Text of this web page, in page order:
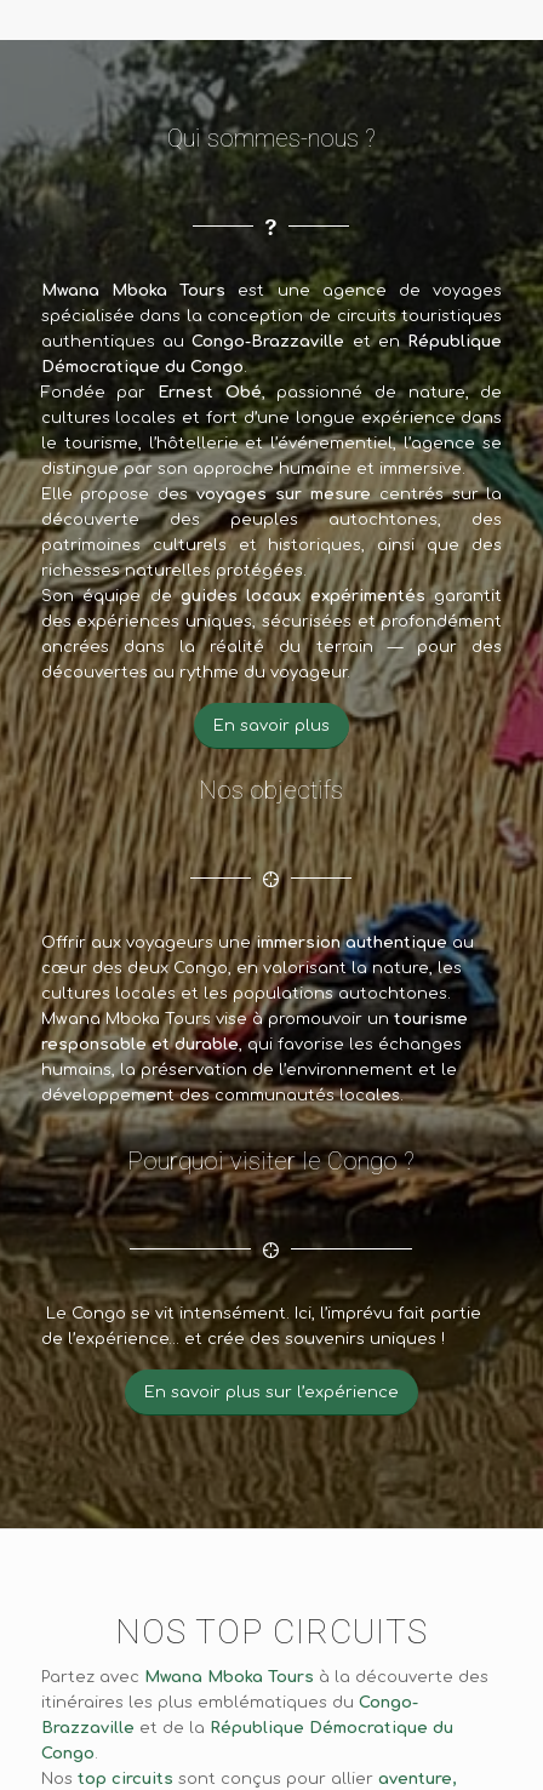
Qui sommes-nous ?
Mwana Mboka Tours est une agence de voyages
spécialisée dans la conception de circuits touristiques
authentiques auCongo-Brazzaville et en République
Démocratique du Congo.
Fondée par Ernest Obé, passionné de nature, de
cultures locales et fort d’une longue expérience dans
le tourisme, l’hôtellerie et l’événementiel, l’agence se
distingue par son approche humaine et immersive.
Elle propose desvoyages sur mesure centrés sur la
découverte des peuples autochtones, des
patrimoines culturels et historiques, ainsi que des
richesses naturelles protégées.
Son équipe deguides locaux expérimentés garantit
des expériences uniques, sécurisées et profondément
ancrées dans la réalité du terrain — pour des
découvertes au rythme du voyageur.
En savoir plus
Nos objectifs
Offrir aux voyageurs uneimmersion authentique au
cœur des deux Congo, en valorisant la nature, les
cultures locales et les populations autochtones.
Mwana Mboka Tours vise à promouvoir untourisme
responsable et durable, qui favorise les échanges
humains, la préservation de l’environnement et le
développement des communautés locales.
Pourquoi visiter le Congo ?
Le Congo se vit intensément. Ici, l’imprévu fait partie
de l’expérience… et crée des souvenirs uniques !
En savoir plus sur l’expérience
NOS TOP CIRCUITS
Partez avec Mwana Mboka Tours à la découverte des
itinéraires les plus emblématiques du Congo-
Brazzaville et de la République Démocratique du
Congo.
Nos top circuits sont conçus pour allier aventure,